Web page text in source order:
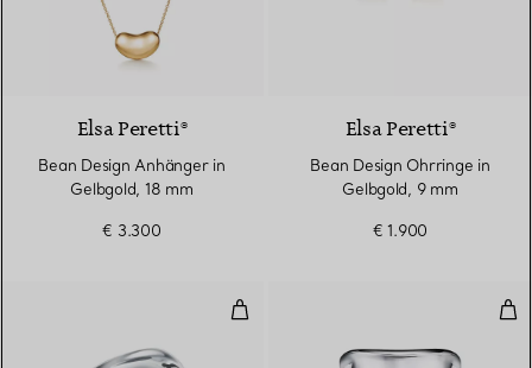
Elsa Peretti®
Bean Design Anhänger in
Gelbgold, 18 mm
€ 3.300
Elsa Peretti®
Bean Design Ohrringe in
Gelbgold, 9 mm
€ 1.900
Bone Ring in Sterlingsilber